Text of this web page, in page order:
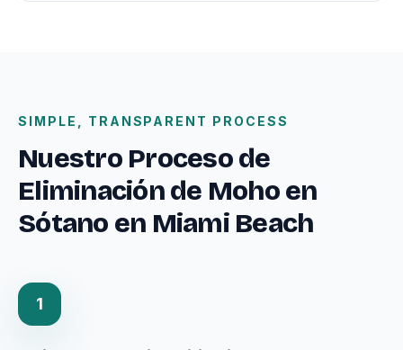
SIMPLE, TRANSPARENT PROCESS
Nuestro Proceso de
Eliminación de Moho en
Sótano en Miami Beach
1